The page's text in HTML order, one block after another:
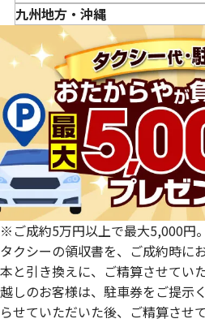
福島県
茨城県
栃木県
群馬県
山梨県
長野県
岐阜県
静岡県
愛知県
京都府
兵庫県
奈良県
和歌山県
島根県
広島県
山口県
徳島県
愛媛県
九州地方・沖縄
佐賀県
長崎県
熊本県
大分県
宮崎県
鹿児島県
※ご成約5万円以上で最大5,000円
タクシーの領収書を、ご成約時に
本と引き換えに、ご精算させてい
越しのお客様は、駐車券をご提示
らせていただいた後、ご精算させ